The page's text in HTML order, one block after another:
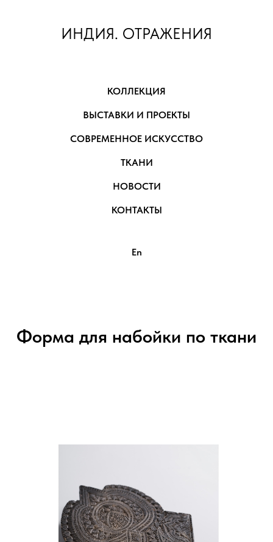
ИНДИЯ. ОТРАЖЕНИЯ
КОЛЛЕКЦИЯ
ВЫСТАВКИ И ПРОЕКТЫ
СОВРЕМЕННОЕ ИСКУССТВО
ТКАНИ
НОВОСТИ
КОНТАКТЫ
En
Форма для набойки по ткани